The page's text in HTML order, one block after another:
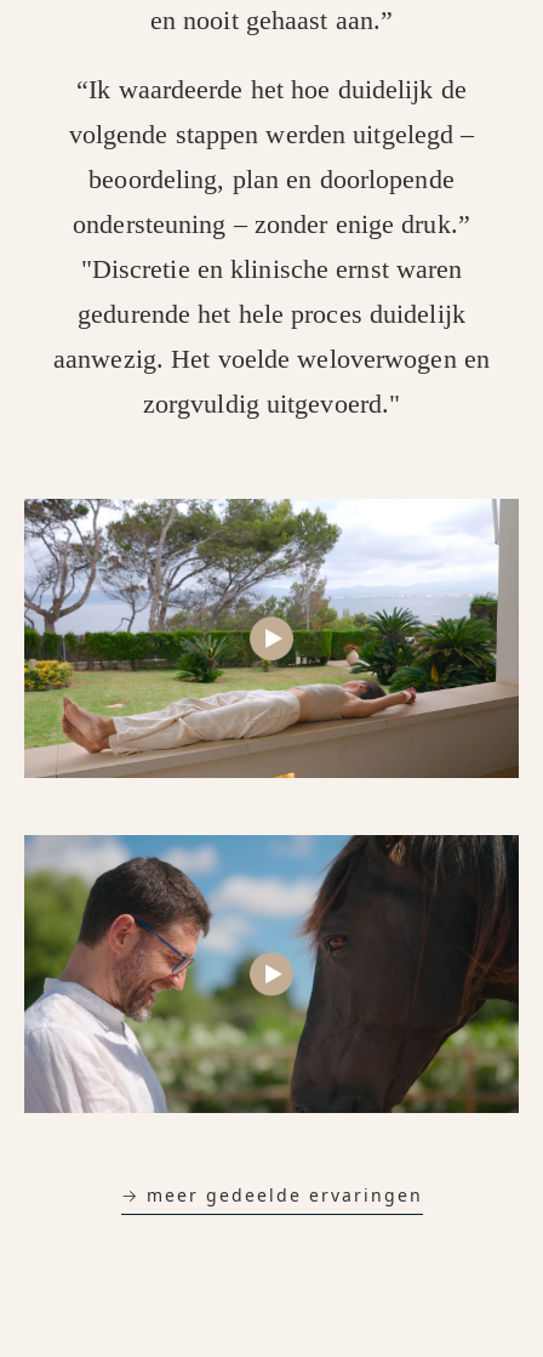
en nooit gehaast aan.”
“Ik waardeerde het hoe duidelijk de
volgende stappen werden uitgelegd –
beoordeling, plan en doorlopende
ondersteuning – zonder enige druk.”
"Discretie en klinische ernst waren
gedurende het hele proces duidelijk
aanwezig. Het voelde weloverwogen en
zorgvuldig uitgevoerd."
→ meer gedeelde ervaringen